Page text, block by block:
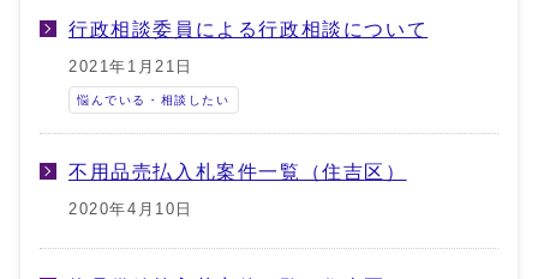
行政相談委員による行政相談について
2021年1月21日
悩んでいる・相談したい
不用品売払入札案件一覧（住吉区）
2020年4月10日